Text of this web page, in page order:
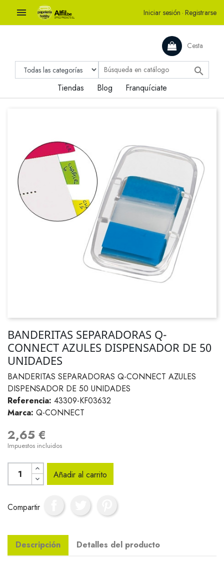
 Iniciar sesión · Registrarse
Cesta

Tiendas Blog Franquíciate
BANDERITAS SEPARADORAS Q-
CONNECT AZULES DISPENSADOR DE 50
UNIDADES
BANDERITAS SEPARADORAS Q-CONNECT AZULES
DISPENSADOR DE 50 UNIDADES
Referencia: 43309-KF03632
Marca: Q-CONNECT
2,65 €
Impuestos incluidos
Añadir al carrito
Compartir
Descripción Detalles del producto